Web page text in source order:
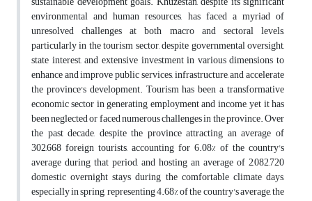
environmental and human resources, has faced a myriad of
unresolved challenges at both macro and sectoral levels,
particularly in the tourism sector, despite governmental oversight,
state interest, and extensive investment in various dimensions to
enhance and improve public services, infrastructure, and accelerate
the province's development. Tourism has been a transformative
economic sector in generating employment and income, yet it has
been neglected or faced numerous challenges in the province. Over
the past decade, despite the province attracting an average of
302,668 foreign tourists, accounting for 6.08% of the country's
average during that period, and hosting an average of 2,082,720
domestic overnight stays during the comfortable climate days,
especially in spring, representing 4.68% of the country's average, the